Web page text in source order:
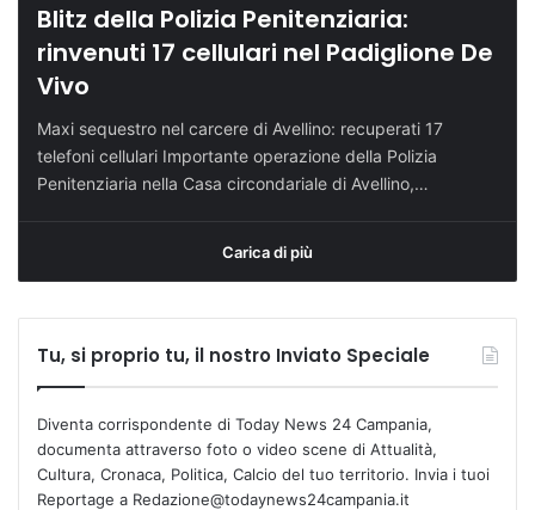
Blitz della Polizia Penitenziaria:
rinvenuti 17 cellulari nel Padiglione De
Vivo
Maxi sequestro nel carcere di Avellino: recuperati 17
telefoni cellulari Importante operazione della Polizia
Penitenziaria nella Casa circondariale di Avellino,…
Carica di più
Tu, si proprio tu, il nostro Inviato Speciale
Diventa corrispondente di Today News 24 Campania,
documenta attraverso foto o video scene di Attualità,
Cultura, Cronaca, Politica, Calcio del tuo territorio. Invia i tuoi
Reportage a Redazione@todaynews24campania.it